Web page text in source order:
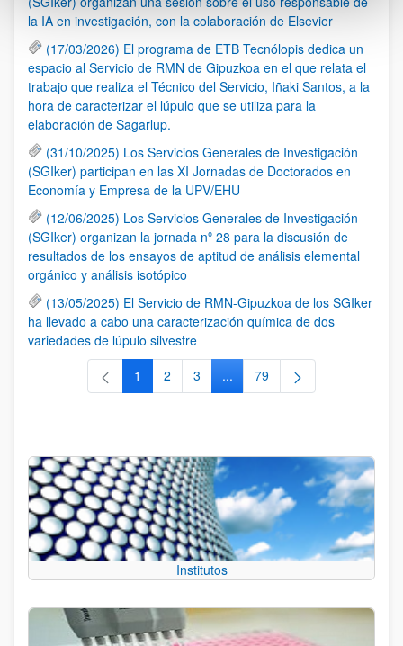
la IA en investigación, con la colaboración de Elsevier
(17/03/2026) El programa de ETB Tecnólopis dedica un
espacio al Servicio de RMN de Gipuzkoa en el que relata el
trabajo que realiza el Técnico del Servicio, Iñaki Santos, a la
hora de caracterizar el lúpulo que se utiliza para la
elaboración de Sagarlup.
(31/10/2025) Los Servicios Generales de Investigación
(SGIker) participan en las XI Jornadas de Doctorados en
Economía y Empresa de la UPV/EHU
(12/06/2025) Los Servicios Generales de Investigación
(SGIker) organizan la jornada nº 28 para la discusión de
resultados de los ensayos de aptitud de análisis elemental
orgánico y análisis isotópico
(13/05/2025) El Servicio de RMN-Gipuzkoa de los SGIker
ha llevado a cabo una caracterización química de dos
variedades de lúpulo silvestre
Página
1 Página
2 Página
3 ...Páginas intermedias Use TAB
Página
79
Institutos